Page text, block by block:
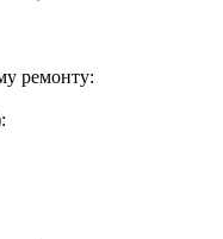
ремонту: